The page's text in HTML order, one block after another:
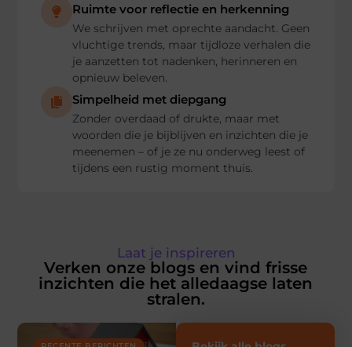
Ruimte voor reflectie en herkenning
We schrijven met oprechte aandacht. Geen
vluchtige trends, maar tijdloze verhalen die
je aanzetten tot nadenken, herinneren en
opnieuw beleven.
Simpelheid met diepgang
Zonder overdaad of drukte, maar met
woorden die je bijblijven en inzichten die je
meenemen – of je ze nu onderweg leest of
tijdens een rustig moment thuis.
Laat je inspireren
Verken onze blogs en vind frisse
inzichten die het alledaagse laten
stralen.